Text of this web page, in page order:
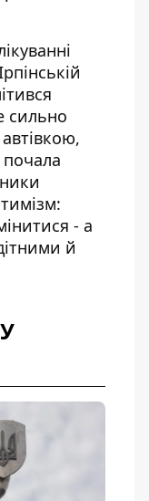
сильно
почала
- а
й